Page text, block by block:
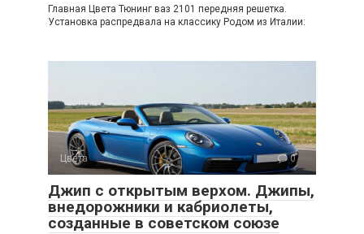
Главная Цвета Тюнинг ваз 2101 передняя решетка.
Установка распредвала на классику Родом из Италии:
Цвета 0
Джип с открытым верхом. Джипы,
внедорожники и кабриолеты,
созданные в советском союзе